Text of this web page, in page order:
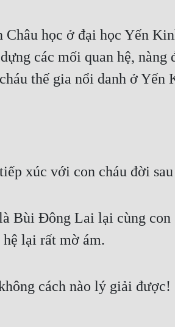
học ở đại học Yến
các mối quan hệ,
thế gia nổi danh ở Yến
xúc với con cháu đời
Bùi Đông Lai lại cùng
lại rất mờ ám.
cách nào lý giải được!